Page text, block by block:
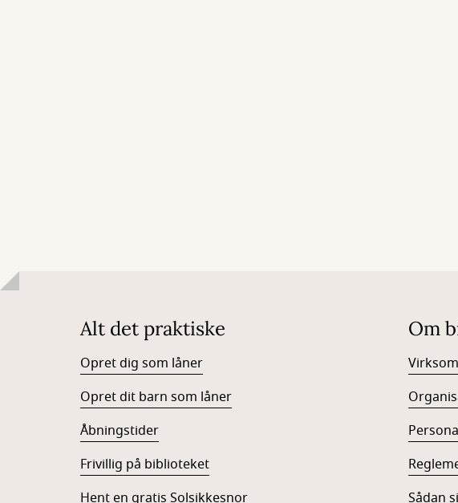
Alt det praktiske
Opret dig som låner
Opret dit barn som låner
Åbningstider
Frivillig på biblioteket
Hent en gratis Solsikkesnor
Om
Sådan